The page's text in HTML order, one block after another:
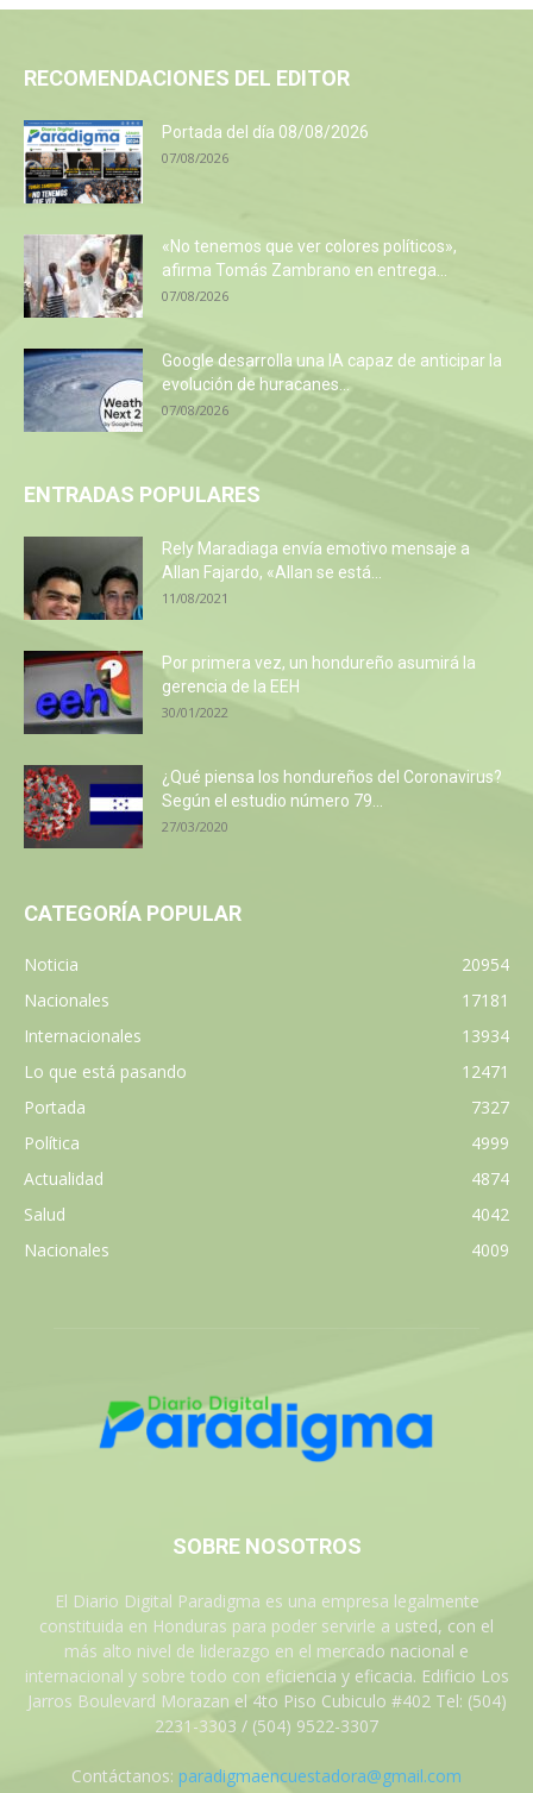
RECOMENDACIONES DEL EDITOR
Portada del día 08/08/2026
07/08/2026
«No tenemos que ver colores políticos»,
afirma Tomás Zambrano en entrega...
07/08/2026
Google desarrolla una IA capaz de anticipar la
evolución de huracanes...
07/08/2026
ENTRADAS POPULARES
Rely Maradiaga envía emotivo mensaje a
Allan Fajardo, «Allan se está...
11/08/2021
Por primera vez, un hondureño asumirá la
gerencia de la EEH
30/01/2022
¿Qué piensa los hondureños del Coronavirus?
Según el estudio número 79...
27/03/2020
CATEGORÍA POPULAR
Noticia
20954
Nacionales
17181
Internacionales
13934
Lo que está pasando
12471
Portada
7327
Política
4999
Actualidad
4874
Salud
4042
Nacionales
4009
SOBRE NOSOTROS
El Diario Digital Paradigma es una empresa legalmente
constituida en Honduras para poder servirle a usted, con el
más alto nivel de liderazgo en el mercado nacional e
internacional y sobre todo con eficiencia y eficacia. Edificio Los
Jarros Boulevard Morazan el 4to Piso Cubiculo #402 Tel: (504)
2231-3303 / (504) 9522-3307
Contáctanos: paradigmaencuestadora@gmail.com